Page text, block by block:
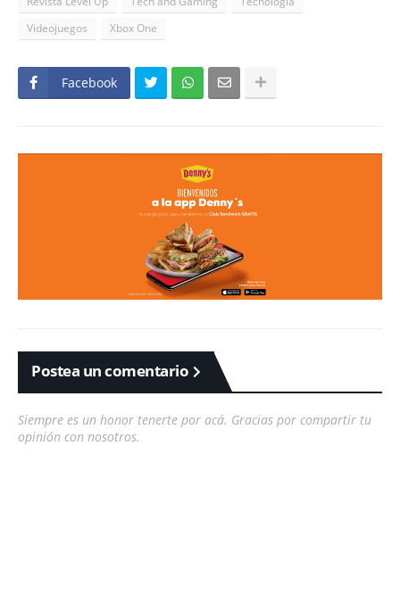
Videojuegos
Xbox One
Facebook
Postea un comentario
Siempre es un honor tenerte por acá. Gracias por compartir tu
opinión con nosotros.